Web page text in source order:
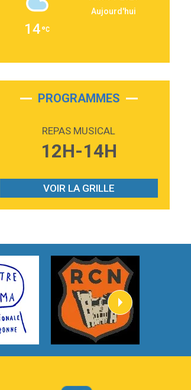
Alex Warren
On My Soul
2:28
Phoebe Bridgers
Gracie Abrams
Heaven On Your Mind
Kygo
Heart On Fire
Lovecats
Hate that i made you love me
Ariana Grande –
14
Aujourd'hui
PROGRAMMES
REPAS MUSICAL
12H-14H
VOIR LA GRILLE